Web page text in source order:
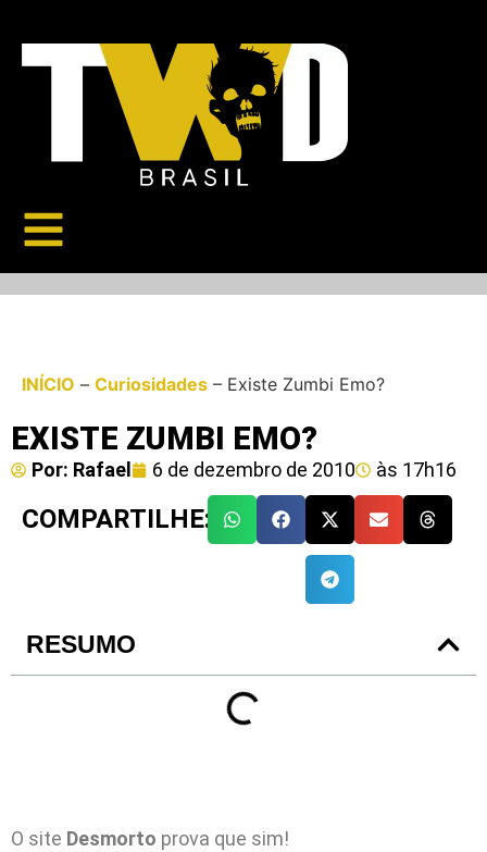
INÍCIO – Curiosidades – Existe Zumbi Emo?
EXISTE ZUMBI EMO?
Por: Rafael 6 de dezembro de 2010 às 17h16
COMPARTILHE:
RESUMO
O site Desmorto prova que sim!